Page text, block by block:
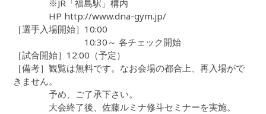
※JR「福島駅」構内
HP http://www.dna-gym.jp/
［選手入場開始］10:00
10:30～ 各チェック開始
［試合開始］12:00（予定）
［備考］観覧は無料です。なお会場の都合上、再入場がで
きません。
予め、ご了承下さい。
大会終了後、佐藤ルミナ修斗セミナーを実施。